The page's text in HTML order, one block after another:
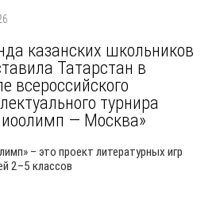
казанских школьников
Татарстан в
всероссийского
турнира
— Москва»
– это проект литературных игр
2–5 классов